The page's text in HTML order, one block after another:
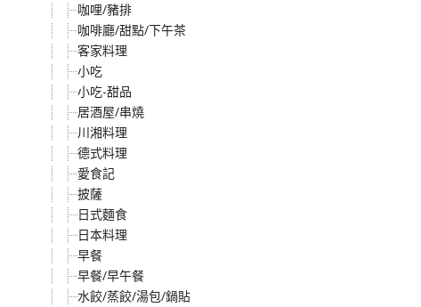
咖哩/豬排
咖啡廳/甜點/下午茶
客家料理
小吃
小吃-甜品
居酒屋/串燒
川湘料理
德式料理
愛食記
披薩
日式麵食
日本料理
早餐
早餐/早午餐
水餃/蒸餃/湯包/鍋貼